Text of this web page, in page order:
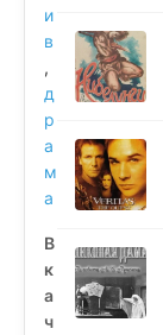
и
в
,
д
р
а
м
а
В
к
а
ч